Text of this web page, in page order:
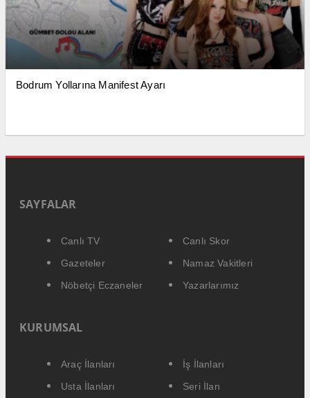
Bodrum Yollarına Manifest Ayarı
SAYFALAR
Canlı TV
Canlı Skor
Gazeteler
Namaz Vakitleri
Nöbetçi Eczaneler
Yazarlarımız
KURUMSAL
Araç İlanları
İş İlanları
Usta İlanları
Seri İlan